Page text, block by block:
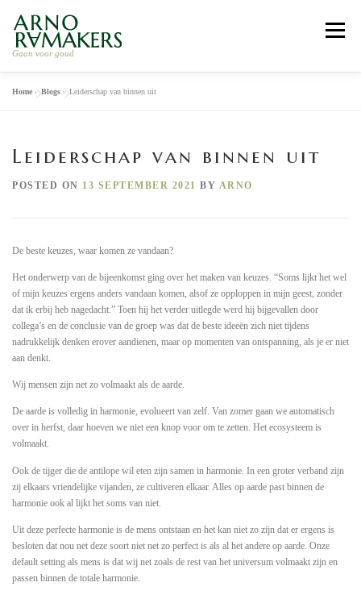
content
Gaan voor goud
Menu
HOME
RELATIE COACHING RETRAITE 2026 ARNO
Home »Blogs »Leiderschap van binnen uit
Leiderschap van binnen uit
POSTED ON 13 SEPTEMBER 2021 BY ARNO
De beste keuzes, waar komen ze vandaan?
Het onderwerp van de bijeenkomst ging over het maken van keuzes. “Soms lijkt het wel
of mijn keuzes ergens anders vandaan komen, alsof ze opploppen in mijn geest, zonder
dat ik erbij heb nagedacht.” Toen hij het verder uitlegde werd hij bijgevallen door
collega’s en de conclusie van de groep was dat de beste ideeën zich niet tijdens
nadrukkelijk denken erover aandienen, maar op momenten van ontspanning, als je er niet
aan denkt.
Wij mensen zijn net zo volmaakt als de aarde.
De aarde is volledig in harmonie, evolueert van zelf. Van zomer gaan we automatisch
over in herfst, daar hoeven we niet een knop voor om te zetten. Het ecosysteem is
volmaakt.
Ook de tijger die de antilope wil eten zijn samen in harmonie. In een groter verband zijn
zij elkaars vriendelijke vijanden, ze cultiveren elkaar. Alles op aarde past binnen de
harmonie ook al lijkt het soms van niet.
Uit deze perfecte harmonie is de mens ontstaan en het kan niet zo zijn dat er ergens is
besloten dat nou net deze soort niet net zo perfect is als al het andere op aarde. Onze
default setting als mens is dat wij net zoals de rest van het universum volmaakt zijn en
passen binnen de totale harmonie.